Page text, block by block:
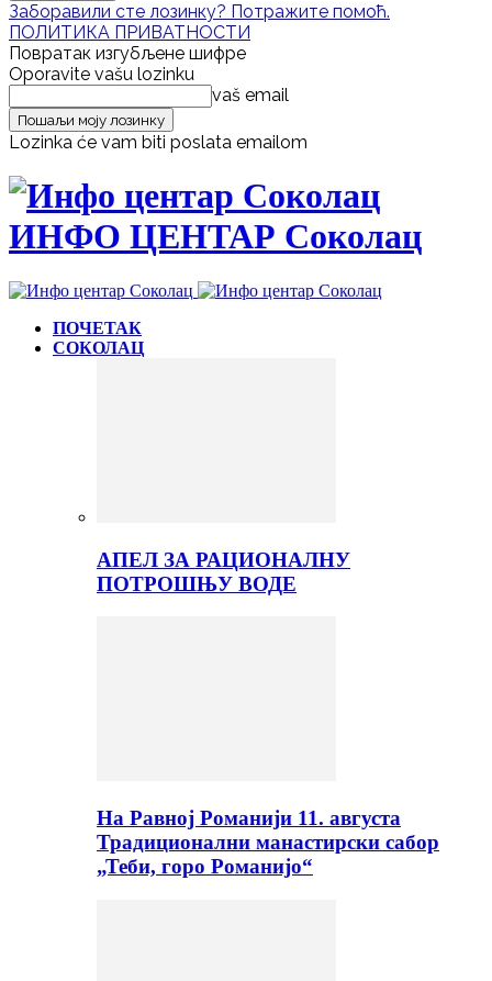
Заборавили сте лозинку? Потражите помоћ.
ПОЛИТИКА ПРИВАТНОСТИ
Повратак изгубљене шифре
Oporavite vašu lozinku
vaš email
Lozinka će vam biti poslata emailom
ИНФО ЦЕНТАР Соколац
ПОЧЕТАК
СОКОЛАЦ
АПЕЛ ЗА РАЦИОНАЛНУ
ПОТРОШЊУ ВОДЕ
На Равној Романији 11. августа
Традиционални манастирски сабор
„Теби, горо Романијо“